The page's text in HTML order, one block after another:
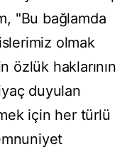
"Bu bağlamda
olmak
özlük haklarının
duyulan
için her türlü